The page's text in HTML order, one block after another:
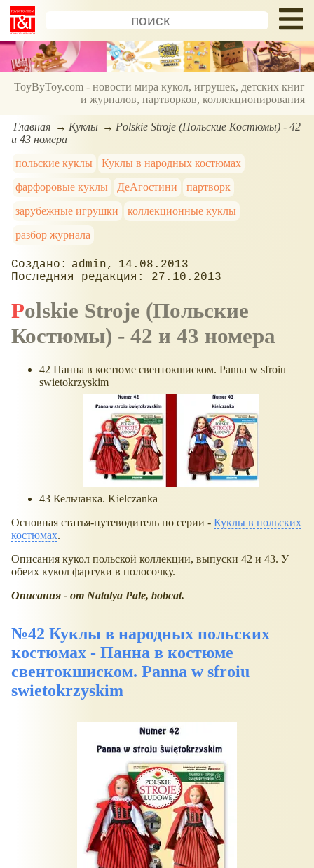
ToyByToy.com - новости мира кукол, игрушек, детских книг
и журналов, партворков, коллекционирования
Главная Куклы
Polskie Stroje (Польские Костюмы) - 42
и 43 номера
польские куклы
Куклы в народных костюмах
фарфоровые куклы
ДеАгостини
партворк
зарубежные игрушки
коллекционные куклы
разбор журнала
admin
14.08.2013
27.10.2013
Polskie Stroje (Польские
Костюмы) - 42 и 43 номера
42 Панна в костюме свентокшиском. Panna w sfroiu
swietokrzyskim
43 Кельчанка. Kielczanka
Основная статья-путеводитель по серии - Куклы в польских
костюмах.
Описания кукол польской коллекции, выпуски 42 и 43. У
обеих кукол фартуки в полосочку.
Описания - от Natalya Pale, bobcat.
№42 Куклы в народных польских
костюмах - Панна в костюме
свентокшиском. Panna w sfroiu
swietokrzyskim